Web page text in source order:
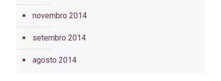
novembro 2014
setembro 2014
agosto 2014